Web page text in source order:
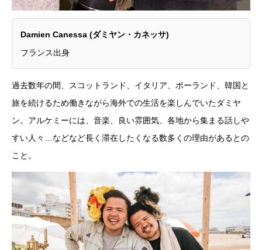
Damien Canessa (ダミヤン・カネッサ)
フランス出身
過去数年の間、スコットランド、イタリア、ポーランド、韓国と
旅を続けるため働きながら海外での生活を楽しんでいたダミヤ
ン。アルケミーには、音楽、良い雰囲気、各地から集まる話しや
すい人々…などなど長く滞在したくなる数多くの理由があるとの
こと。